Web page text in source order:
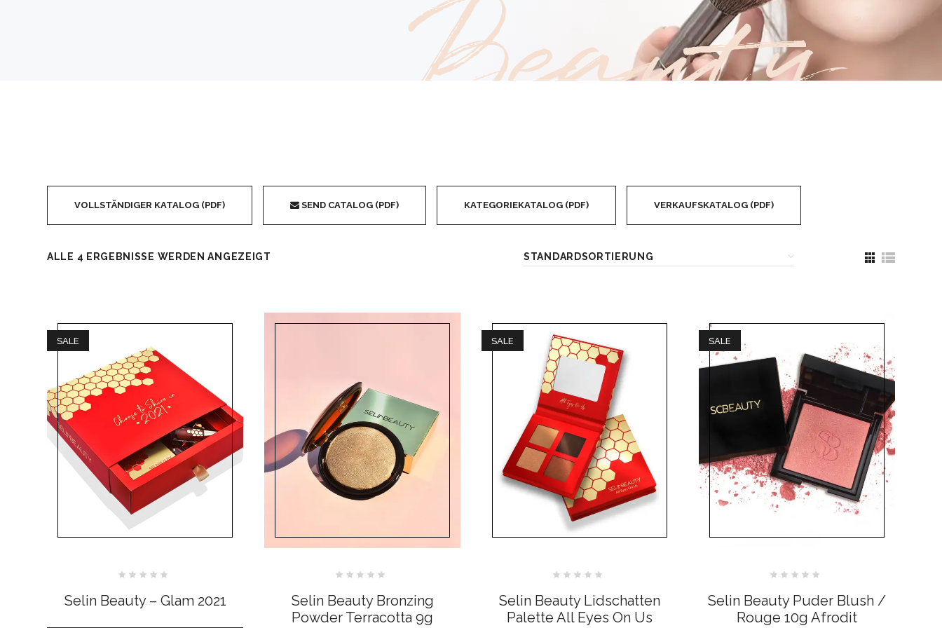
Beauty
VOLLSTÄNDIGER KATALOG (PDF) SEND CATALOG (PDF) KATEGORIEKATALOG (PDF) VERKAUFSKATALOG (PDF)
ALLE 4 ERGEBNISSE WERDEN ANGEZEIGT
SALE
0
von
Selin Beauty – Glam 2021
0
von
5
Selin Beauty Bronzing
Powder Terracotta 9g
SALE
0
von
5
Selin Beauty Lidschatten
Palette All Eyes On Us
SALE
0
von
5
Selin Beauty Puder Blush /
Rouge 10g Afrodit